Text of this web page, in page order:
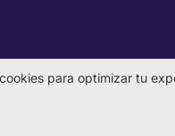
para optimizar tu